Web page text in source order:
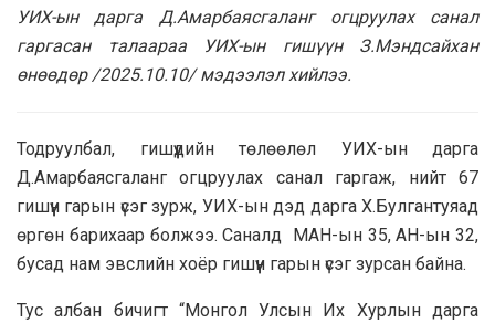
УИХ-ын дарга Д.Амарбаясгаланг огцруулах санал
гаргасан талаараа УИХ-ын гишүүн З.Мэндсайхан
өнөөдөр /2025.10.10/ мэдээлэл хийлээ.
Тодруулбал, гишүүдийн төлөөлөл УИХ-ын дарга
Д.Амарбаясгаланг огцруулах санал гаргаж, нийт 67
гишүүн гарын үсэг зурж, УИХ-ын дэд дарга Х.Булгантуяад
өргөн барихаар болжээ. Саналд МАН-ын 35, АН-ын 32,
бусад нам эвслийн хоёр гишүүн гарын үсэг зурсан байна.
Тус албан бичигт “Монгол Улсын Их Хурлын дарга